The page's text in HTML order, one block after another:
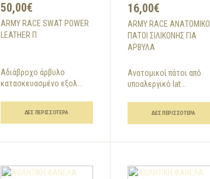
50,00€
ARMY RACE SWAT POWER
LEATHER Π
Αδιάβροχο άρβυλο
κατασκευασμένο εξολ...
ΔΕΣ ΠΕΡΙΣΣΌΤΕΡΑ
16,00€
ARMY RACE ΑΝΑΤΟΜΙΚΟΊ
ΠΆΤΟΙ ΣΙΛΙΚΌΝΗΣ ΓΙΑ
ΆΡΒΥΛΑ
Ανατομικοί πάτοι από
υποαλεργικό lat...
ΔΕΣ ΠΕΡΙΣΣΌΤΕΡΑ